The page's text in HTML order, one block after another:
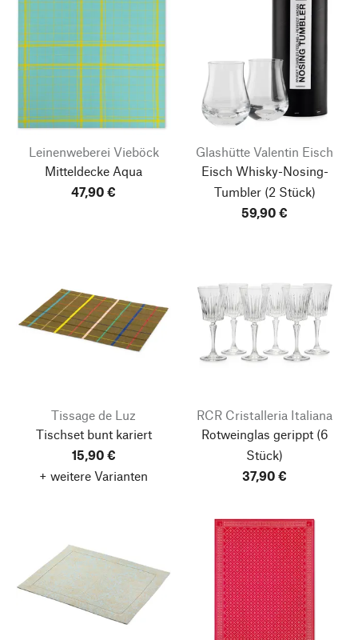
Leinenweberei Vieböck
Mitteldecke Aqua
47,90 €
Glashütte Valentin Eisch
Eisch Whisky-Nosing-
Tumbler(2 Stück)
59,90 €
Tissage de Luz
Tischset bunt kariert
15,90 €
+ weitere Varianten
RCR Cristalleria Italiana
Rotweinglas gerippt(6
Stück)
37,90 €